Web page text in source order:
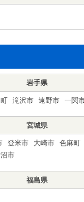
岩手県
滝沢市 遠野市 一関
宮城県
登米市 大崎市 色麻町
市
福島県